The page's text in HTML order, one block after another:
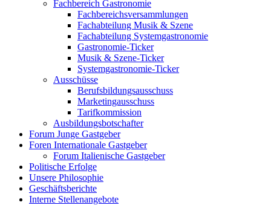
Fachbereich Gastronomie
Fachbereichsversammlungen
Fachabteilung Musik & Szene
Fachabteilung Systemgastronomie
Gastronomie-Ticker
Musik & Szene-Ticker
Systemgastronomie-Ticker
Ausschüsse
Berufsbildungsausschuss
Marketingausschuss
Tarifkommission
Ausbildungsbotschafter
Forum Junge Gastgeber
Foren Internationale Gastgeber
Forum Italienische Gastgeber
Politische Erfolge
Unsere Philosophie
Geschäftsberichte
Interne Stellenangebote